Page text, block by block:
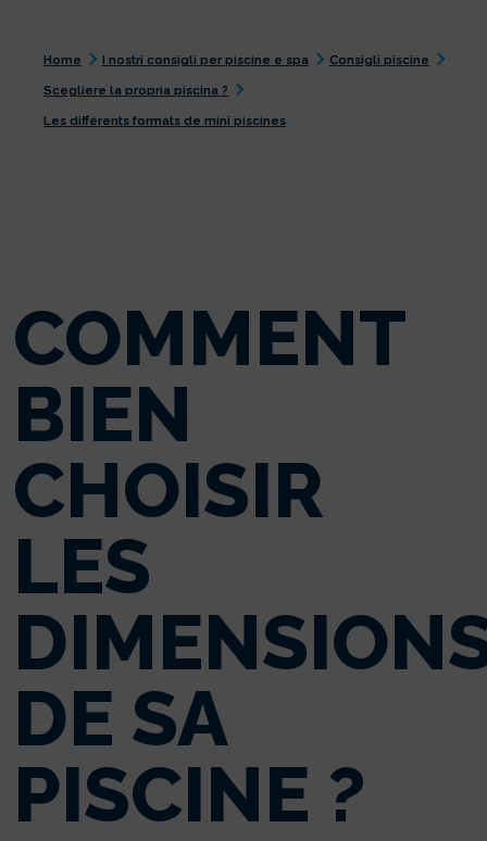
Home I nostri consigli per piscine e spa
Consigli piscine
Scegliere la propria piscina ?
Les différents formats de mini piscines
COMMENT
BIEN
CHOISIR
LES
DE SA
PISCINE ?